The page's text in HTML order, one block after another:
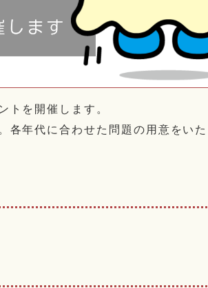
を開催します。
年代に合わせた問題の用意をいた